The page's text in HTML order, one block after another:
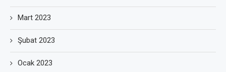
Mart 2023
Şubat 2023
Ocak 2023